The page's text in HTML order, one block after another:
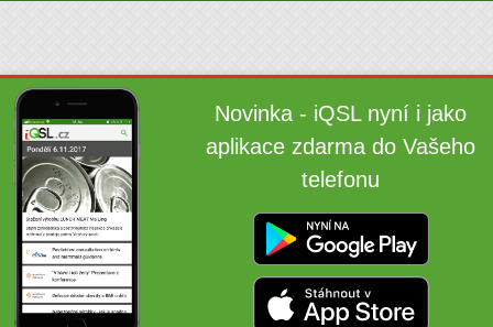
Novinka - iQSL nyní i jako
aplikace zdarma do Vašeho
telefonu